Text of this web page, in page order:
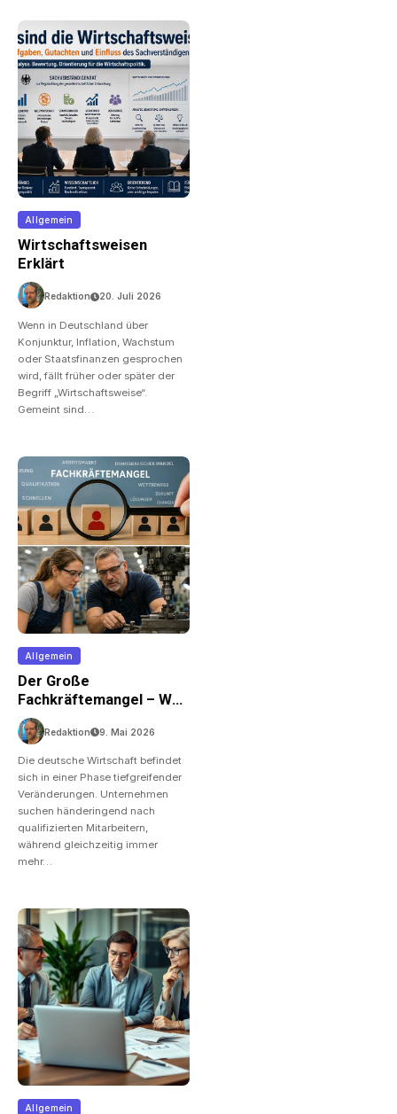
Allgemein
Wirtschaftsweisen
Erklärt
Redaktion 20. Juli 2026
Wenn in Deutschland über
Konjunktur, Inflation, Wachstum
oder Staatsfinanzen gesprochen
wird, fällt früher oder später der
Begriff „Wirtschaftsweise“.
Gemeint sind…
Allgemein
Der Große
Fachkräftemangel – Was
Jetzt Passieren Muss
Redaktion 9. Mai 2026
Die deutsche Wirtschaft befindet
sich in einer Phase tiefgreifender
Veränderungen. Unternehmen
suchen händeringend nach
qualifizierten Mitarbeitern,
während gleichzeitig immer
mehr…
Allgemein